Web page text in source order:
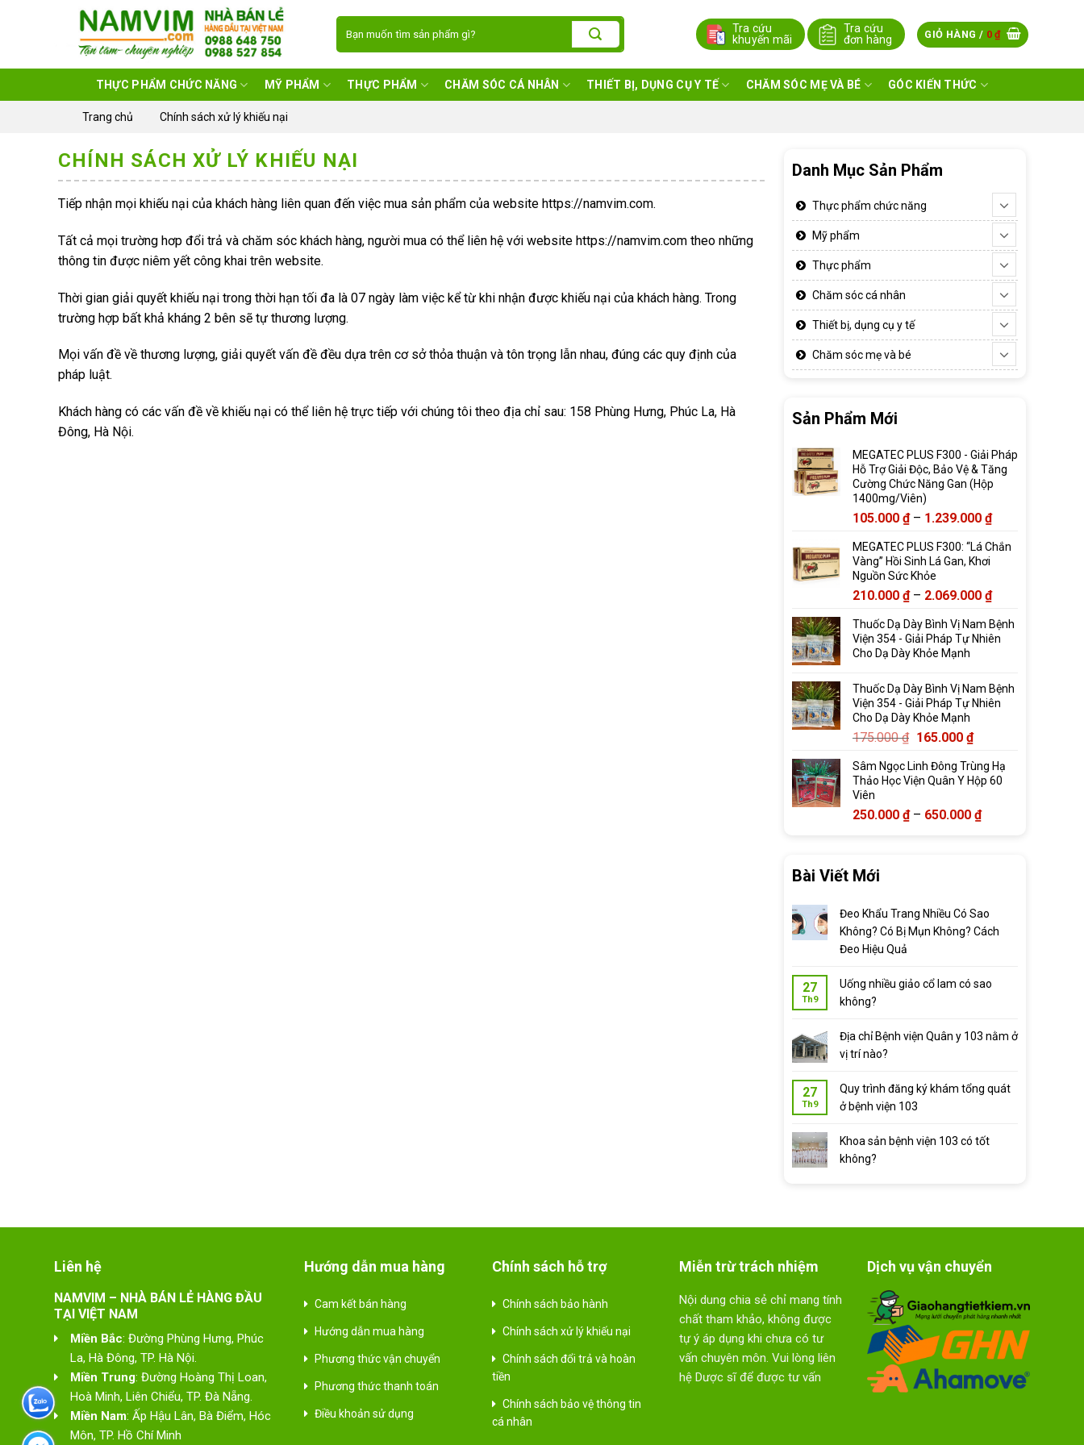
kiếm:
Tra cứu
khuyến mãi
Tra cứu
đơn hàng
GIỎ HÀNG / 0₫
THỰC PHẨM CHỨC NĂNG MỸ PHẨM THỰC PHẨM CHĂM SÓC CÁ NHÂN THIẾT BỊ, DỤNG CỤ Y TẾ CHĂM SÓC MẸ VÀ BÉ GÓC KIẾN THỨC
Trang chủ Chính sách xử lý khiếu nại
CHÍNH SÁCH XỬ LÝ KHIẾU NẠI
Tiếp nhận mọi khiếu nại của khách hàng liên quan đến việc mua sản phẩm của website https://namvim.com.
Tất cả mọi trường hơp đổi trả và chăm sóc khách hàng, người mua có thể liên hệ với website https://namvim.com theo những
thông tin được niêm yết công khai trên website.
Thời gian giải quyết khiếu nại trong thời hạn tối đa là 07 ngày làm việc kể từ khi nhận được khiếu nại của khách hàng. Trong
trường hợp bất khả kháng 2 bên sẽ tự thương lượng.
Mọi vấn đề về thương lượng, giải quyết vấn đề đều dựa trên cơ sở thỏa thuận và tôn trọng lẫn nhau, đúng các quy định của
pháp luật.
Khách hàng có các vấn đề về khiếu nại có thể liên hệ trực tiếp với chúng tôi theo địa chỉ sau: 158 Phùng Hưng, Phúc La, Hà
Đông, Hà Nội.
Danh Mục Sản Phẩm
Thực phẩm chức năng
Mỹ phẩm
Thực phẩm
Chăm sóc cá nhân
Thiết bị, dụng cụ y tế
Chăm sóc mẹ và bé
Sản Phẩm Mới
MEGATEC PLUS F300 - Giải Pháp
Hỗ Trợ Giải Độc, Bảo Vệ & Tăng
Cường Chức Năng Gan (Hộp
1400mg/Viên)
105.000 ₫ – 1.239.000 ₫Khoảng
từ
1.239.000 ₫
MEGATEC PLUS F300: “Lá Chắn
Vàng” Hồi Sinh Lá Gan, Khơi
Nguồn Sức Khỏe
210.000 ₫ – 2.069.000 ₫Khoảng
từ
210.000 ₫
Thuốc Dạ Dày Bình Vị Nam Bệnh
Viện 354 - Giải Pháp Tự Nhiên
Cho Dạ Dày Khỏe Mạnh
Thuốc Dạ Dày Bình Vị Nam Bệnh
Viện 354 - Giải Pháp Tự Nhiên
Cho Dạ Dày Khỏe Mạnh
175.000₫ Giá
là:
175.000 ₫.
165.000 ₫Giá
tại
là:
Sâm Ngọc Linh Đông Trùng Hạ
Thảo Học Viện Quân Y Hộp 60
Viên
250.000 ₫ – 650.000 ₫Khoảng
Bài Viết Mới
Đeo Khẩu Trang Nhiều Có Sao
Không? Có Bị Mụn Không? Cách
Đeo Hiệu Quả
27
Th9
Uống nhiều giảo cổ lam có sao
không?
Địa chỉ Bệnh viện Quân y 103 nằm ở
vị trí nào?
27
Th9
Quy trình đăng ký khám tổng quát
ở bệnh viện 103
Khoa sản bệnh viện 103 có tốt
không?
Liên hệ
NAMVIM – NHÀ BÁN LẺ HÀNG ĐẦU
TẠI VIỆT NAM
Miền Bắc: Đường Phùng Hưng, Phúc
La, Hà Đông, TP. Hà Nội.
Miền Trung: Đường Hoàng Thị Loan,
Hoà Minh, Liên Chiểu, TP. Đà Nẵng.
Miền Nam: Ấp Hậu Lân, Bà Điểm, Hóc
Môn, TP. Hồ Chí Minh
Hướng dẫn mua hàng
Cam kết bán hàng
Hướng dẫn mua hàng
Phương thức vận chuyển
Phương thức thanh toán
Điều khoản sử dụng
Chính sách hỗ trợ
Chính sách bảo hành
Chính sách xử lý khiếu nại
Chính sách đổi trả và hoàn
tiền
Chính sách bảo vệ thông tin
cá nhân
Miễn trừ trách nhiệm
Nội dung chia sẻ chỉ mang tính
chất tham khảo, không được
tự ý áp dụng khi chưa có tư
vấn chuyên môn. Vui lòng liên
hệ Dược sĩ để được tư vấn
Dịch vụ vận chuyển